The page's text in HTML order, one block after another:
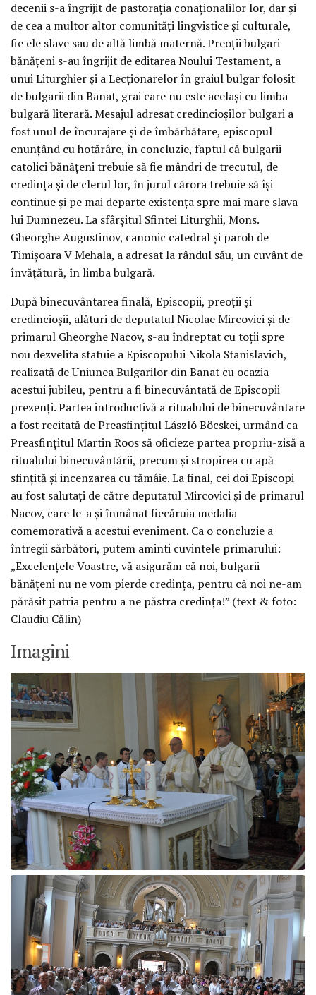
decenii s-a îngrijit de pastoraţia conaţionalilor lor, dar şi
de cea a multor altor comunităţi lingvistice şi culturale,
fie ele slave sau de altă limbă maternă. Preoţii bulgari
bănăţeni s-au îngrijit de editarea Noului Testament, a
unui Liturghier şi a Lecţionarelor în graiul bulgar folosit
de bulgarii din Banat, grai care nu este acelaşi cu limba
bulgară literară. Mesajul adresat credincioşilor bulgari a
fost unul de încurajare şi de îmbărbătare, episcopul
enunţând cu hotărâre, în concluzie, faptul că bulgarii
catolici bănăţeni trebuie să fie mândri de trecutul, de
credinţa şi de clerul lor, în jurul cărora trebuie să îşi
continue şi pe mai departe existenţa spre mai mare slava
lui Dumnezeu. La sfârşitul Sfintei Liturghii, Mons.
Gheorghe Augustinov, canonic catedral şi paroh de
Timişoara V Mehala, a adresat la rândul său, un cuvânt de
învăţătură, în limba bulgară.
După binecuvântarea finală, Episcopii, preoţii şi
credincioşii, alături de deputatul Nicolae Mircovici şi de
primarul Gheorghe Nacov, s-au îndreptat cu toţii spre
nou dezvelita statuie a Episcopului Nikola Stanislavich,
realizată de Uniunea Bulgarilor din Banat cu ocazia
acestui jubileu, pentru a fi binecuvântată de Episcopii
prezenţi. Partea introductivă a ritualului de binecuvântare
a fost recitată de Preasfinţitul László Böcskei, urmând ca
Preasfinţitul Martin Roos să oficieze partea propriu-zisă a
ritualului binecuvântării, precum şi stropirea cu apă
sfinţită şi incenzarea cu tămâie. La final, cei doi Episcopi
au fost salutaţi de către deputatul Mircovici şi de primarul
Nacov, care le-a şi înmânat fiecăruia medalia
comemorativă a acestui eveniment. Ca o concluzie a
întregii sărbători, putem aminti cuvintele primarului:
„Excelenţele Voastre, vă asigurăm că noi, bulgarii
bănăţeni nu ne vom pierde credinţa, pentru că noi ne-am
părăsit patria pentru a ne păstra credinţa!” (text & foto:
Claudiu Călin)
Imagini